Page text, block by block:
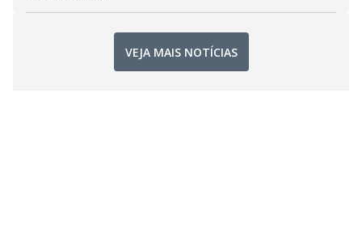
VEJA MAIS NOTÍCIAS